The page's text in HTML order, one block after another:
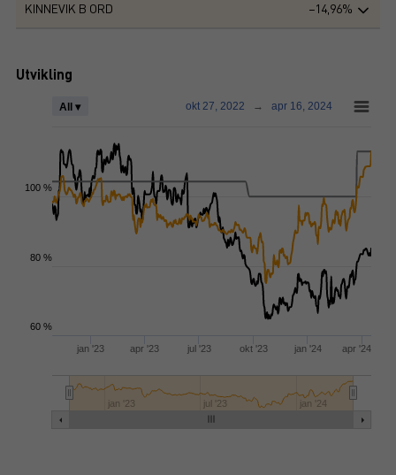
KINNEVIK B ORD −14,96%
Utvikling
jan '23 apr '23 jul '23 okt '23 jan '24 apr '24
jan '23 jan '24
jul '23
All ▾ okt 27, 2022 → apr 16, 2024
60 %
80 %
100 %